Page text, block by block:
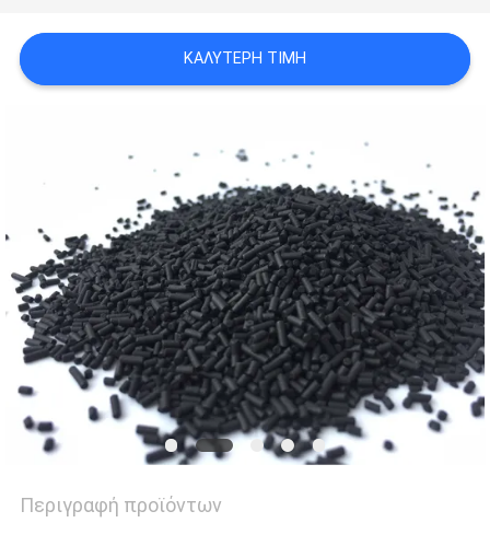
ΞΕΝΆΓΗΣΗ
ΕΡΓΟΣΤΆΣΙΟ
ΠΟΙΟΤΙΚΌΣ
ΈΛΕΓΧΟΣ
ΕΠΙΚΟΙΝΩΝΉΣΤΕ
ΜΑΖΊ
ΚΑΛΎΤΕΡΗ ΤΙΜΉ
Περιγραφή προϊόντων